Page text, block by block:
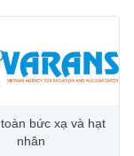
bức xạ và hạt
nhân